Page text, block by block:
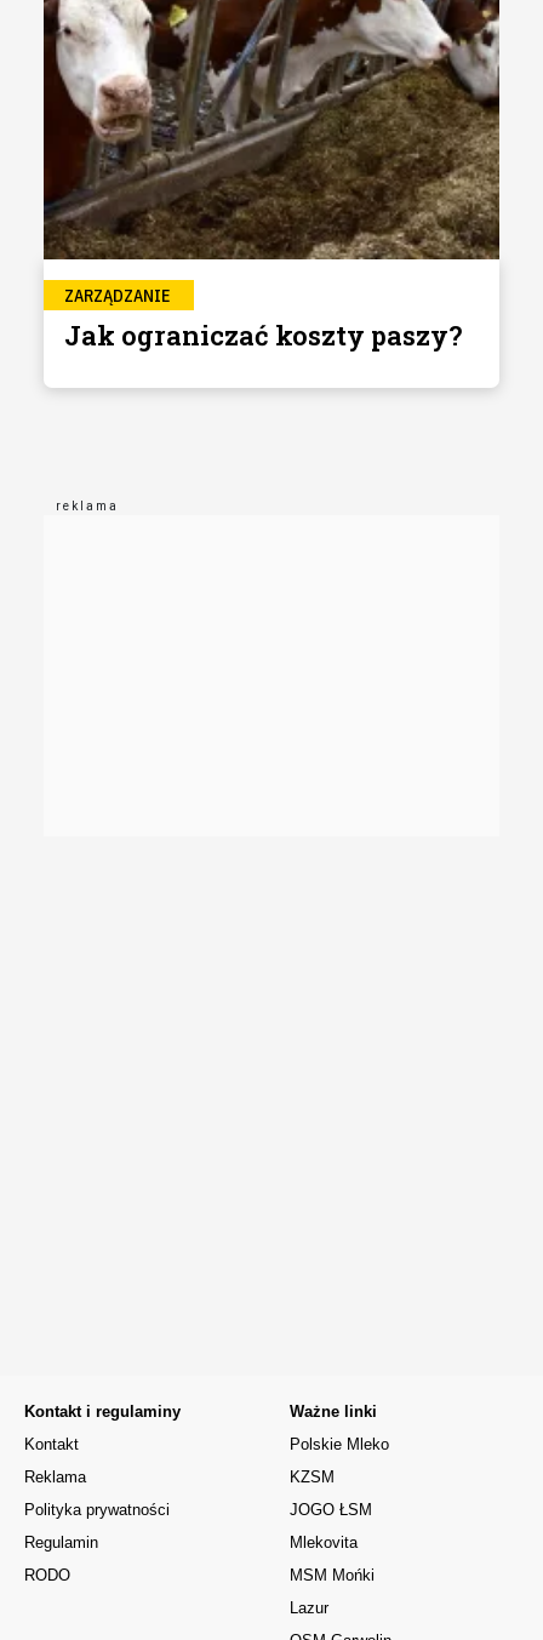
ZARZĄDZANIE
Jak ograniczać koszty paszy?
Kontakt i regulaminy
Kontakt
Reklama
Polityka prywatności
Regulamin
RODO
Ważne linki
Polskie Mleko
KZSM
JOGO ŁSM
Mlekovita
MSM Mońki
Lazur